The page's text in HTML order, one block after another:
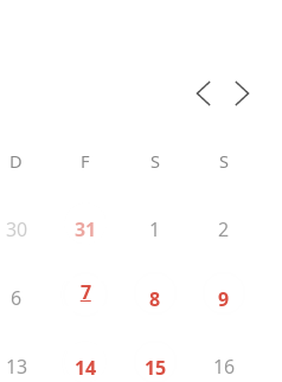
D F S S
30 31 1 2
6 7 8 9
13 14 15 16